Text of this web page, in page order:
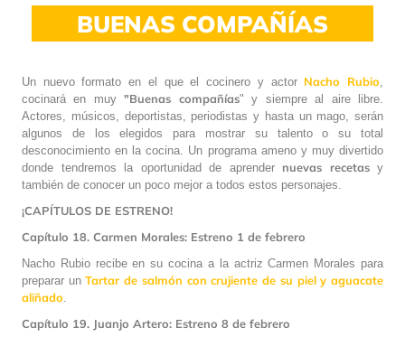
BUENAS COMPAÑÍAS
Un nuevo formato en el que el cocinero y actor Nacho Rubio
cocinará en muy"Buenas compañías" y siempre al aire libre.
Actores, músicos, deportistas, periodistas y hasta un mago, serán
algunos de los elegidos para mostrar su talento o su total
desconocimiento en la cocina. Un programa ameno y muy divertido
donde tendremos la oportunidad de aprender nuevas recetasy
también de conocer un poco mejor a todos estos personajes.
¡CAPÍTULOS DE ESTRENO!
Capítulo 18. Carmen Morales: Estreno 1 de febrero
Nacho Rubio recibe en su cocina a la actriz Carmen Morales para
preparar unTartar de salmón con crujiente de su piel y aguacate
aliñado
Capítulo 19. Juanjo Artero: Estreno 8 de febrero